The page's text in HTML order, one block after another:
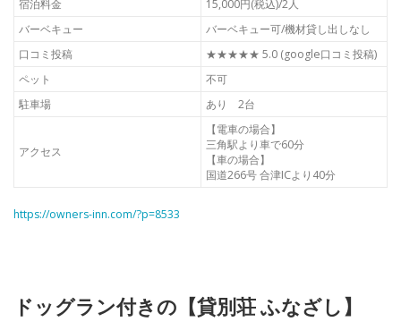
宿泊料金
15,000円(税込)/2人
バーベキュー
バーベキュー可/機材貸し出しなし
口コミ投稿
★★★★★ 5.0 (google口コミ投稿)
ペット
不可
駐車場
あり 2台
アクセス
【電車の場合】
三角駅より車で60分
【車の場合】
国道266号 合津ICより40分
https://owners-inn.com/?p=8533
ドッグラン付きの【貸別荘 ふなざし】